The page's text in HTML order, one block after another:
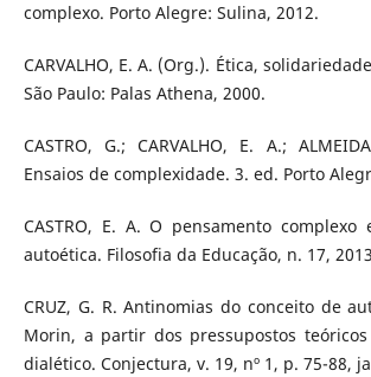
complexo. Porto Alegre: Sulina, 2012.
CARVALHO, E. A. (Org.). Ética,
São Paulo: Palas Athena, 2000.
CASTRO, G.; CARVALHO, E. A.;
Ensaios de complexidade. 3. ed. Porto
CASTRO, E. A. O pensamento
autoética. Filosofia da Educação, n. 17,
CRUZ, G. R. Antinomias do conceito de
Morin, a partir dos pressupostos
dialético. Conjectura, v. 19, nº 1, p. 75-88,